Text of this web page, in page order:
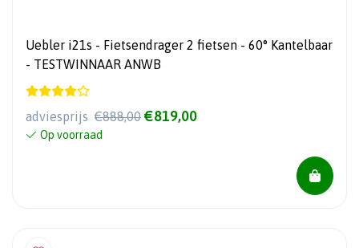
Uebler i21s - Fietsendrager 2 fietsen - 60° Kantelbaar
- TESTWINNAAR ANWB
adviesprijs €888,00 €819,00
Op voorraad